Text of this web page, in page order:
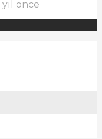
yıl önce